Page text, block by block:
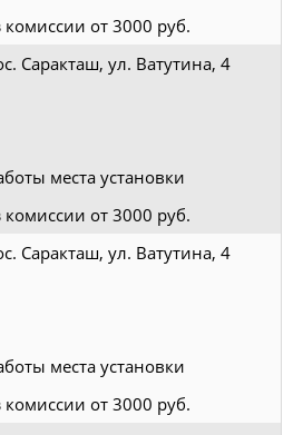
от 3000 руб.
Саракташ, ул. Ватутина, 4
места установки
от 3000 руб.
Саракташ, ул. Ватутина, 4
места установки
от 3000 руб.